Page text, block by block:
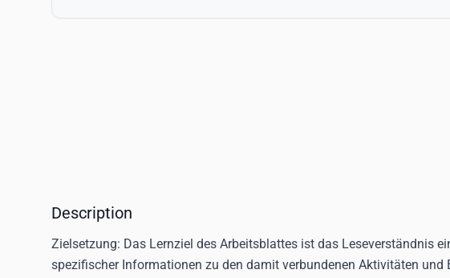
Description
Zielsetzung: Das Lernziel des Arbeitsblattes ist das Leseverständnis
spezifischer Informationen zu den damit verbundenen Aktivitäten und